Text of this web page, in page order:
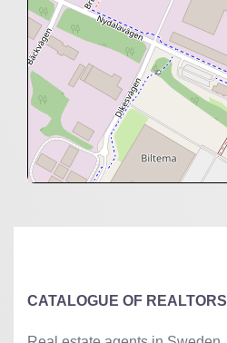
CATALOGUE OF REALTORS